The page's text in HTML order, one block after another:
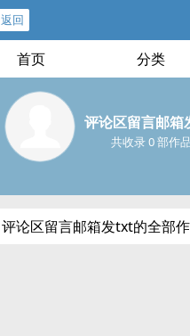
返回
首页 分类
评论区留言邮
共收录 0 部作品
评论区留言邮箱发txt的全部